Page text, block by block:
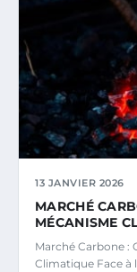
13 JANVIER 2026
MARCHÉ
MÉCANISME
Marché Carbone :
Climatique Face à